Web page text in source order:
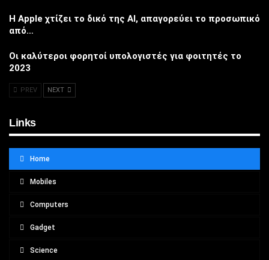
Η Apple χτίζει το δικό της AI, απαγορεύει το προσωπικό
από…
Οι καλύτεροι φορητοί υπολογιστές για φοιτητές το
2023
PREV NEXT
Links
Home
Mobiles
Computers
Gadget
Science